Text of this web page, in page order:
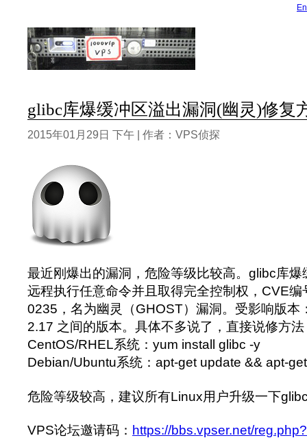
glibc库爆缓冲区溢出漏洞(幽灵)修复
2015年01月29日 下午 | 作者：VPS侦探
最近刚爆出的漏洞，危险等级比较高。glibc库
远程执行任意命令并且取得完全控制权，CVE
0235，名为幽灵（GHOST）漏洞。受影响版本
2.17 之间的版本。具体不多说了，直接说修方法
CentOS/RHEL系统：yum install glibc -y
Debian/Ubuntu系统：apt-get update && apt-
危险等级较高，建议所有Linux用户升级一下
VPS论坛邀请码： https://bbs.vpser.net/reg.php?